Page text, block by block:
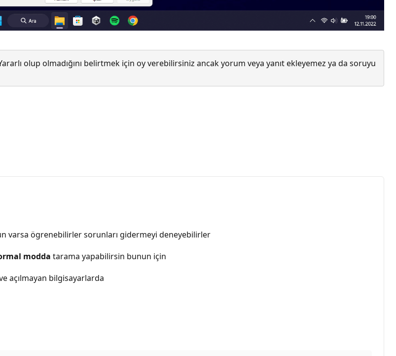
olup olmadığını belirtmek için oy verebilirsiniz ancak yorum veya yanıt ekleyemez ya da soruyu
varsa ögrenebilirler sorunları gidermeyi deneyebilirler
modda tarama yapabilirsin bunun için
açılmayan bilgisayarlarda